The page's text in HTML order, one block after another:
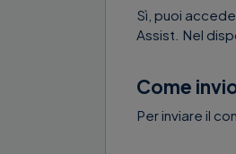
Sì, puoi
Assist. Nel
Come
Per inviare il